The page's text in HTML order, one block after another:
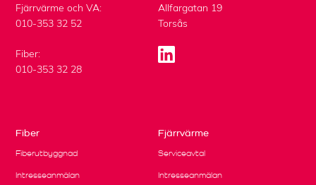
Fjärrvärme och VA:
010-353 32 52
Fiber:
010-353 32 28
Allfargatan 19
Torsås
Fiber
Fiberutbyggnad
Intresseanmälan
Fjärrvärme
Serviceavtal
Intresseanmälan